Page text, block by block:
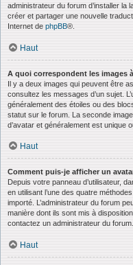
administrateur du forum d’installer la
créer et partager une nouvelle
Internet de phpBB®.
Haut
A quoi correspondent les images
Il y a deux images qui peuvent être
consultez les messages d’un sujet.
généralement des étoiles ou des
statut sur le forum. La seconde
d’avatar et généralement est unique
Haut
Comment puis-je afficher un
Depuis votre panneau d’utilisateur,
en utilisant l’une des quatre
importé. L’administrateur du forum
manière dont ils sont mis à
contactez un administrateur du forum.
Haut